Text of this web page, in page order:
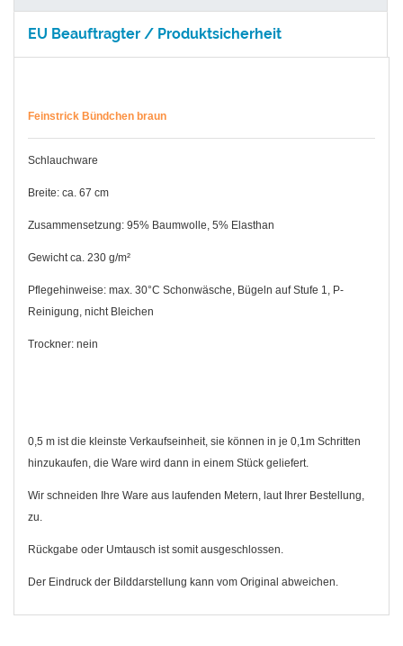
EU Beauftragter / Produktsicherheit
Feinstrick Bündchen braun
Schlauchware
Breite: ca. 67 cm
Zusammensetzung: 95% Baumwolle, 5% Elasthan
Gewicht ca. 230 g/m²
Pflegehinweise: max. 30°C Schonwäsche, Bügeln auf Stufe 1, P-
Reinigung, nicht Bleichen
Trockner: nein
0,5 m ist die kleinste Verkaufseinheit, sie können in je 0,1m Schritten
hinzukaufen, die Ware wird dann in einem Stück geliefert.
Wir schneiden Ihre Ware aus laufenden Metern, laut Ihrer Bestellung,
zu.
Rückgabe oder Umtausch ist somit ausgeschlossen.
Der Eindruck der Bilddarstellung kann vom Original abweichen.